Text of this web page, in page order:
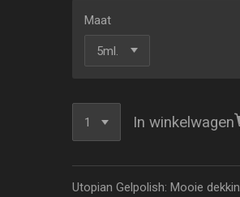
Maat
In winkelwagen
Utopian Gelpolish: Mooie